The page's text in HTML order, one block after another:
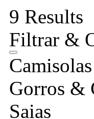
9 Results
Filtrar &
Gorros &
Saias